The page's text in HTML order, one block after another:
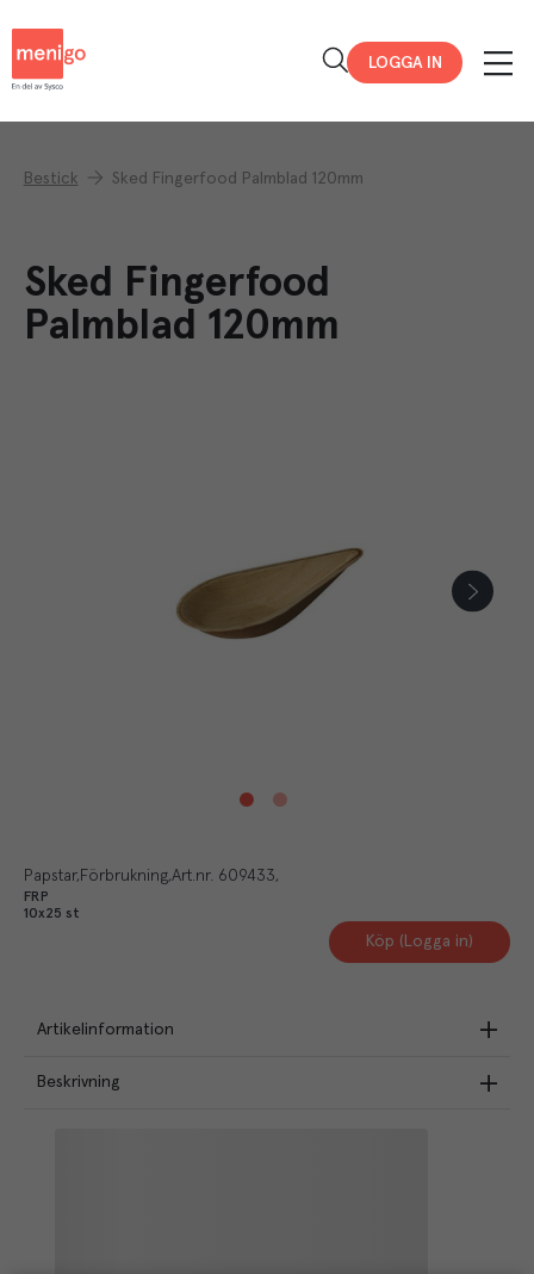
LOGGA IN
Bestick Sked Fingerfood Palmblad 120mm
Sked Fingerfood
Palmblad 120mm
Papstar Förbrukning Art.nr. 609433
FRP
10x25 st
Köp (Logga in)
Artikelinformation
Beskrivning